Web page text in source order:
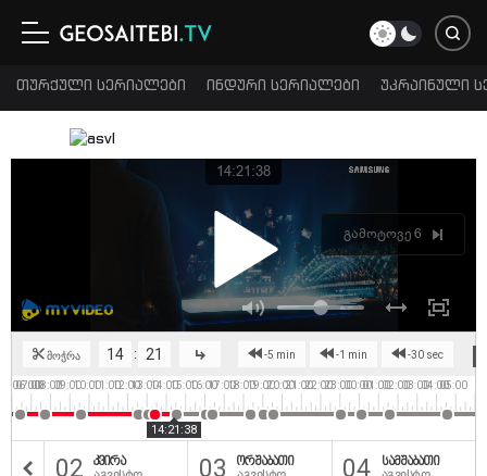
თურქული სერიალები ინდური სერიალები უკრაინული